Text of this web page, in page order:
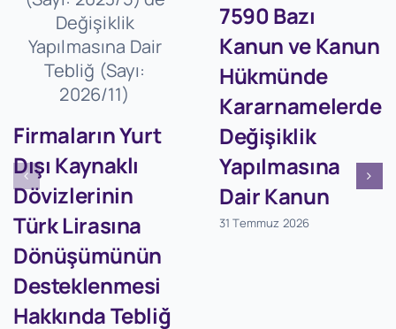
Firmaların Yurt
Dışı Kaynaklı
Dövizlerinin
Türk Lirasına
Dönüşümünün
Desteklenmesi
Hakkında Tebliğ
7590 Bazı
Kanun ve Kanun
Hükmünde
Kararnamelerde
Değişiklik
Yapılmasına
Dair Kanun
31 Temmuz 2026